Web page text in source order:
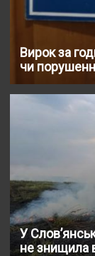
Вирок за
чи
У
не